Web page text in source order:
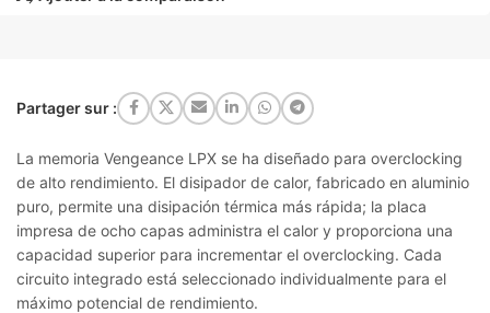
Partager sur :
La memoria Vengeance LPX se ha diseñado para overclocking
de alto rendimiento. El disipador de calor, fabricado en aluminio
puro, permite una disipación térmica más rápida; la placa
impresa de ocho capas administra el calor y proporciona una
capacidad superior para incrementar el overclocking. Cada
circuito integrado está seleccionado individualmente para el
máximo potencial de rendimiento.